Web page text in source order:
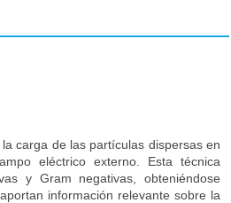
carga de las partículas dispersas en
eléctrico externo. Esta técnica
y Gram negativas, obteniéndose
información relevante sobre la